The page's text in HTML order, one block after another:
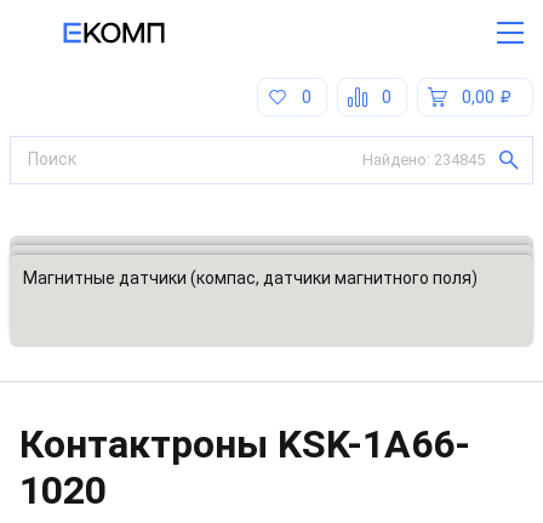
0,00
0
0
Найдено: 234845
Все категории
Датчики, преобразователи
Магнитные датчики (компас, датчики магнитного поля)
Контактроны KSK-1A66-
1020